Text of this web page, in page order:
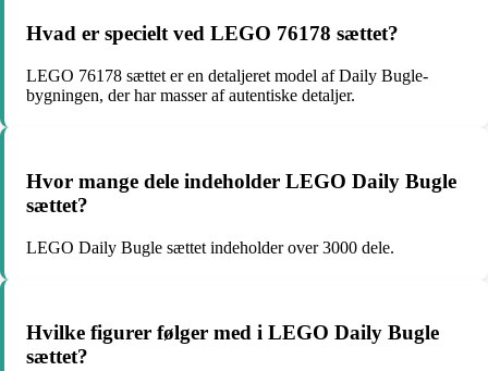
Hvad er specielt ved LEGO 76178 sættet?
LEGO 76178 sættet er en detaljeret model af Daily Bugle-
bygningen, der har masser af autentiske detaljer.
Hvor mange dele indeholder LEGO Daily Bugle
sættet?
LEGO Daily Bugle sættet indeholder over 3000 dele.
Hvilke figurer følger med i LEGO Daily Bugle
sættet?